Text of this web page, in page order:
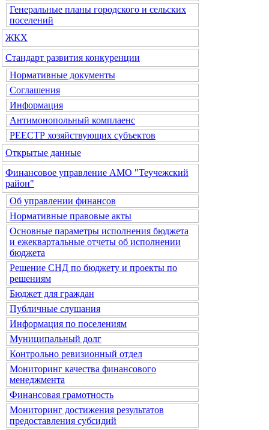
Генеральные планы городского и сельских
поселений
ЖКХ
Стандарт развития конкуренции
Нормативные документы
Соглашения
Информация
Антимонопольный комплаенс
РЕЕСТР хозяйствующих субъектов
Открытые данные
Финансовое управление АМО "Теучежский
район"
Об управлении финансов
Нормативные правовые акты
Основные параметры исполнения бюджета
и ежеквартальные отчеты об исполнении
бюджета
Решение СНД по бюджету и проекты по
решениям
Бюджет для граждан
Публичные слушания
Информация по поселениям
Муниципальный долг
Контрольно ревизионный отдел
Мониторинг качества финансового
менеджмента
Финансовая грамотность
Мониторинг достижения результатов
предоставления субсидий